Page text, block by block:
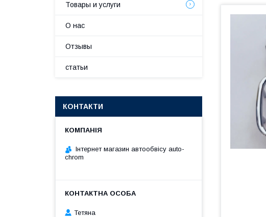
Товары и услуги
О нас
Отзывы
статьи
КОНТАКТИ
Інтернет магазин автообвісу auto-
chrom
Тетяна